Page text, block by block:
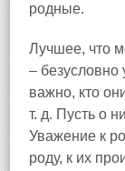
родные.
Лучшее, что
– безусловно
важно, кто
т. д. Пусть о
Уважение к
роду, к их